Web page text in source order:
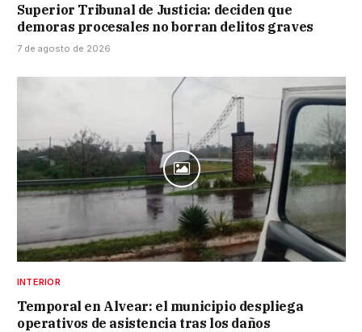
Superior Tribunal de Justicia: deciden que
demoras procesales no borran delitos graves
7 de agosto de 2026
INTERIOR
Temporal en Alvear: el municipio despliega
operativos de asistencia tras los daños